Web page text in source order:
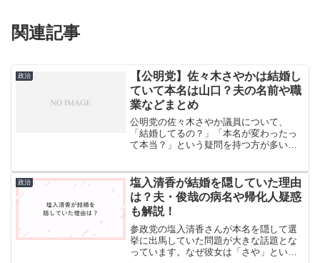
関連記事
政治
【公明党】佐々木さやかは結婚し
ていて本名は山口？夫の名前や職
業などまとめ
公明党の佐々木さやか議員について、
「結婚してるの？」「本名が変わったっ
て本当？」という疑問を持つ方が多いよ
して暮らしています。弁護士としてのキ
ャリアを築きながら政...
政治
塩入清香が結婚を隠していた理由
は？夫・俊哉の病名や帰化人疑惑
も解説！
参政党の塩入清香さんが本名を隠して選
挙に出馬していた問題が大きな話題とな
っています。なぜ彼女は「さや」という